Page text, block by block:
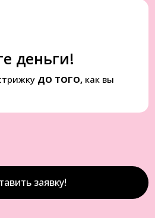
деньги!
ДО ТОГО, как вы
заявку!